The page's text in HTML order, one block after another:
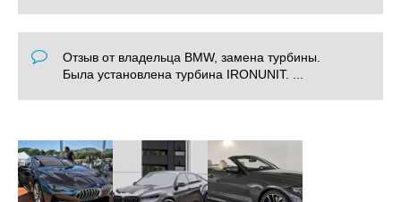
Отзыв от владельца BMW, замена турбины.
Была установлена турбина IRONUNIT. ...